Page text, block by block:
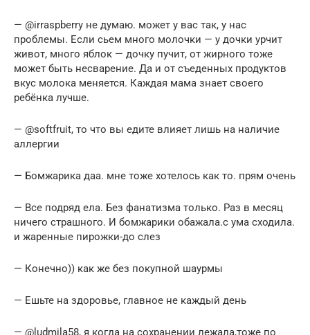
— @irraspberry не думаю. может у вас так, у нас
проблемы. Если сьем много молочки — у дочки урчит
живот, много яблок — дочку пучит, от жирного тоже
может быть несварение. Да и от съеденных продуктов
вкус молока меняется. Каждая мама знает своего
ребёнка лучше.
— @softfruit, то что вы едите влияет лишь на наличие
аллергии
— Бомжарика даа. мне тоже хотелось как то. прям очень
— Все подряд ела. Без фанатизма только. Раз в месяц
ничего страшного. И бомжарики обажала.с ума сходила.
и жаренные пирожки-до слез
— Конечно)) как же без покупной шаурмы
— Ешьте на здоровье, главное не каждый день
— @ludmila58, я когда на сохранении лежала,тоже по